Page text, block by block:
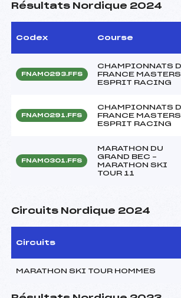
Résultats Nordique 2024
Codex Course
FNAM0293.FFS
CHAMPIONNATS
FRANCE MASTERS
ESPRIT RACING
FNAM0291.FFS
CHAMPIONNATS
FRANCE MASTERS
ESPRIT RACING
FNAM0301.FFS
MARATHON DU
GRAND BEC –
MARATHON SKI
TOUR 11
Circuits Nordique 2024
Circuits
MARATHON SKI TOUR HOMMES